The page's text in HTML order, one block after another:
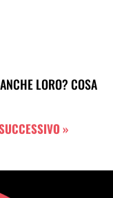
LORO? COSA
»